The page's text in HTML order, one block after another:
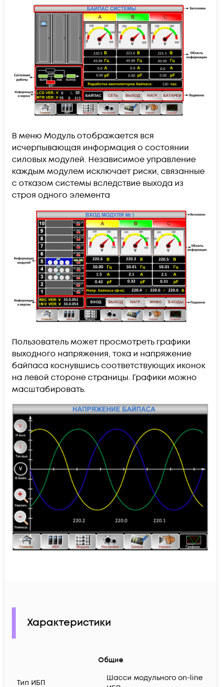
В меню Модуль отображается вся
исчерпывающая информация о состоянии
силовых модулей. Независимое управление
каждым модулем исключает риски, связанные
с отказом системы вследствие выхода из
строя одного элемента
Пользователь может просмотреть графики
выходного напряжения, тока и напряжение
байпаса коснувшись соответствующих иконок
на левой стороне страницы. Графики можно
масштабировать.
Характеристики
Общие
Тип ИБП
Шасси модульного on-line